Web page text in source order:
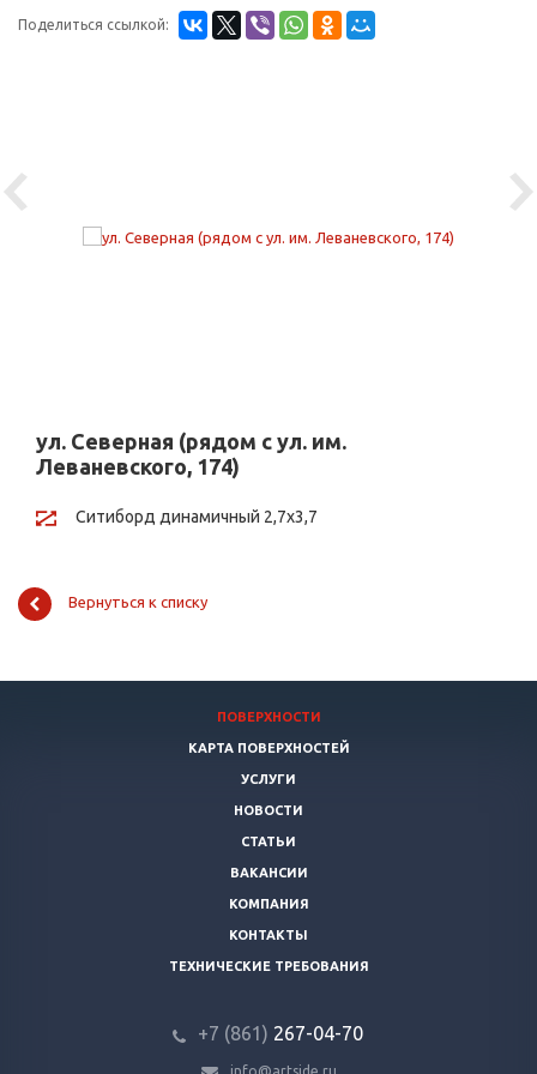
Поделиться ссылкой:
Previous
ул. Северная (рядом с ул. им.
Леваневского, 174)
Ситиборд динамичный 2,7х3,7
Вернуться к списку
ПОВЕРХНОСТИ
КАРТА ПОВЕРХНОСТЕЙ
УСЛУГИ
НОВОСТИ
СТАТЬИ
ВАКАНСИИ
КОМПАНИЯ
КОНТАКТЫ
ТЕХНИЧЕСКИЕ ТРЕБОВАНИЯ
+7 (861) 267-04-70